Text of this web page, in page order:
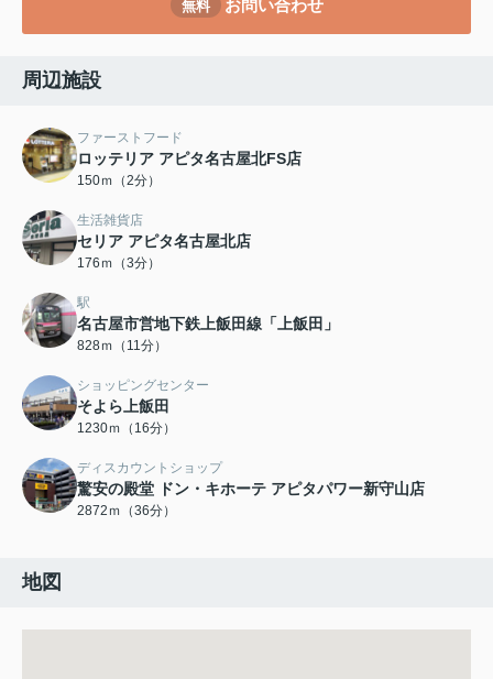
無料 お問い合わせ
周辺施設
ファーストフード
ロッテリア アピタ名古屋北FS店
150ｍ（2分）
生活雑貨店
セリア アピタ名古屋北店
176ｍ（3分）
駅
名古屋市営地下鉄上飯田線「上飯田」
828ｍ（11分）
ショッピングセンター
そよら上飯田
1230ｍ（16分）
ディスカウントショップ
驚安の殿堂 ドン・キホーテ アピタパワー新守山店
2872ｍ（36分）
地図